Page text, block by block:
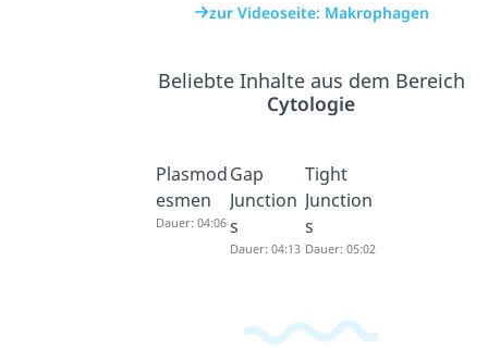
zur Videoseite: Makrophagen
Beliebte Inhalte aus dem Bereich
Cytologie
Plasmod
esmen
Dauer: 04:06
Gap
Junction
s
Dauer: 04:13
Tight
Junction
s
Dauer: 05:02